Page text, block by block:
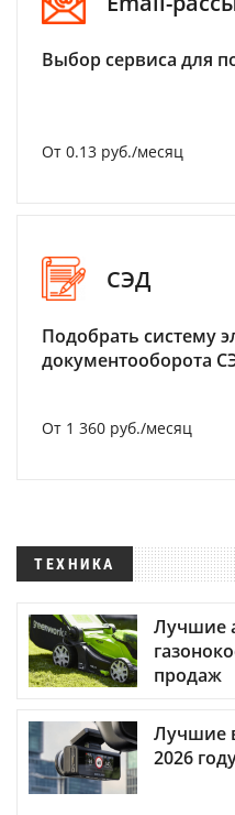
Выбор сервиса для
От 0.13 руб./месяц
СЭД
Подобрать систему
документооборота
От 1 360 руб./месяц
ТЕХНИКА
Лучшие
продаж
Лучшие
2026